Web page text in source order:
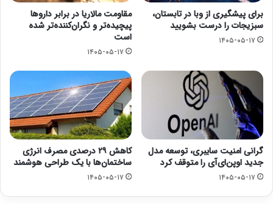
برای پیشگیری از وبا در تابستان،
سبزیجات را درست بشویید
۱۴۰۵-۰۵-۱۷
مقاومت مالاریا در برابر داروها
پیچیده‌تر و نگران‌کننده‌تر شده
است
۱۴۰۵-۰۵-۱۷
گرانی امنیت سایبری، توسعه مدل
جدید اوپن‌ای‌آی را متوقف کرد
۱۴۰۵-۰۵-۱۷
کاهش ۲۹ درصدی مصرف انرژی
ساختمان‌ها با یک طراحی هوشمند
۱۴۰۵-۰۵-۱۷